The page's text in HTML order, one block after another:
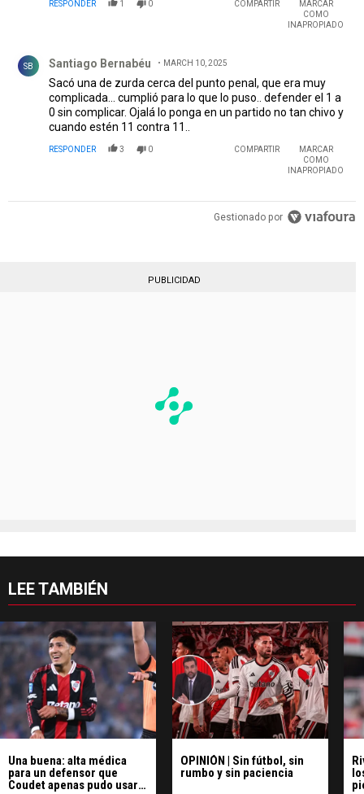
RESPONDER 1 0 COMPARTIR
MARCAR
COMO
INAPROPIADO
SB Santiago Bernabéu MARCH 10, 2025
Sacó una de zurda cerca del punto penal, que era muy
complicada... cumplió para lo que lo puso.. defender el 1 a
0 sin complicar. Ojalá lo ponga en un partido no tan chivo y
cuando estén 11 contra 11..
RESPONDER 3 0 COMPARTIR
MARCAR
COMO
INAPROPIADO
Gestionado por
PUBLICIDAD
LEE TAMBIÉN
Una buena: alta médica
para un defensor que
Coudet apenas pudo usar
OPINIÓN | Sin fútbol, sin
rumbo y sin paciencia